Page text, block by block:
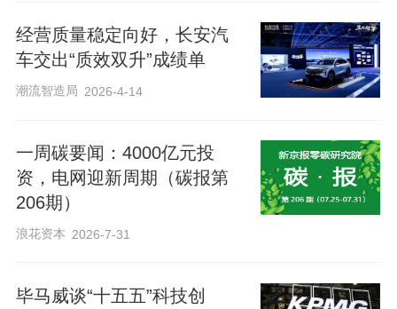
1.AI落地问题凸显：“人才短缺”与“战略缺
失”成为首要障碍
调研数据显示，在人工智能加速应用于企
业经营活动的背景下，大多数企业已明确
识别出AI落地过程中所面临的主要挑战。
其中，“人才短缺”与“战略缺失”成为首要障
将注意力转向长期能力建设与组织升级，
经营质量稳定向好，长安汽
车交出“质效双升”成绩单
潮流智造局 2026-4-14
一周碳要闻：4000亿元投
资，电网迎新周期（碳报第
206期）
浪花资本 2026-7-31
毕马威谈“十五五”科技创